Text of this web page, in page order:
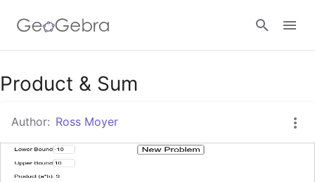
Google Classroom
GeoGebra Classroom
Product & Sum
Author: Ross Moyer